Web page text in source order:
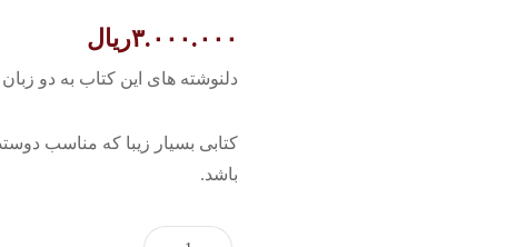
۳.۰۰۰.۰۰۰ریال
دلنوشته های این کتاب به دو
کتابی بسیار زیبا که مناسب
باشد.